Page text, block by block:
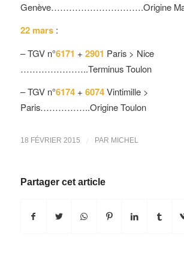
Genève………………………….Origine
22 mars:
– TGV n°6171 + 2901 Paris > Nice
…………………..Terminus Toulon
– TGV n°6174+ 6074Vintimille >
Paris……………..Origine Toulon
18 FÉVRIER 2015 / PAR MICHEL
Partager cet article